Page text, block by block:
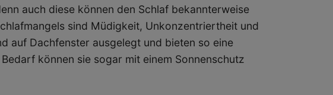
auch diese können den Schlaf bekannterweise
sind Müdigkeit, Unkonzentriertheit und
auf Dachfenster ausgelegt und bieten so eine
können sie sogar mit einem Sonnenschutz